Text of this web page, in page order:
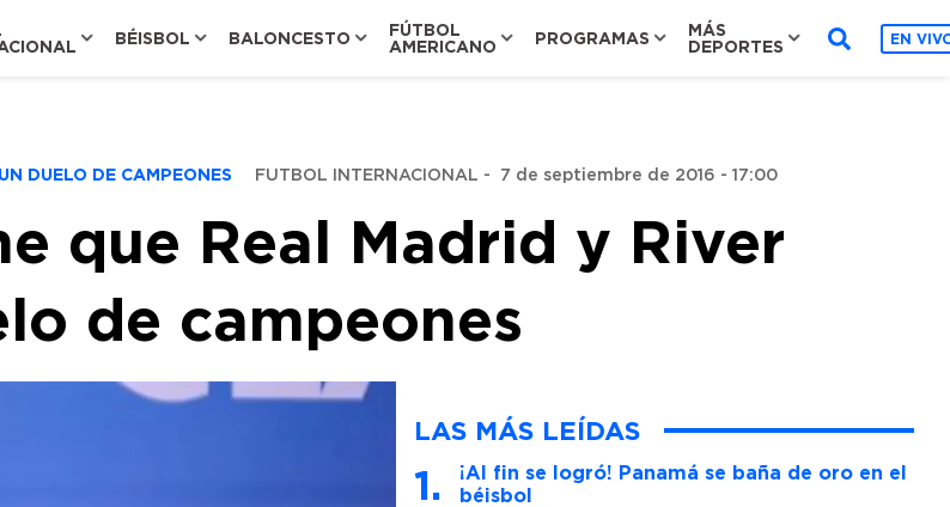
BÉISBOL BALONCESTO
FÚTBOL
AMERICANO
PROGRAMAS
MÁS
DEPORTES
EN
DUELO DE CAMPEONES FUTBOL INTERNACIONAL - 7 de septiembre de 2016 - 17:00
que Real Madrid y River
de campeones
LAS MÁS LEÍDAS
¡Al fin se logró! Panamá se baña de oro en el
béisbol